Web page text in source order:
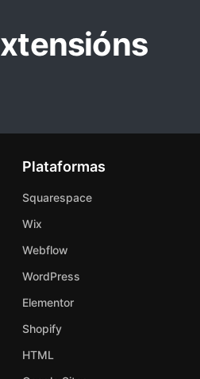
Plataformas
Squarespace
Wix
Webflow
WordPress
Elementor
Shopify
HTML